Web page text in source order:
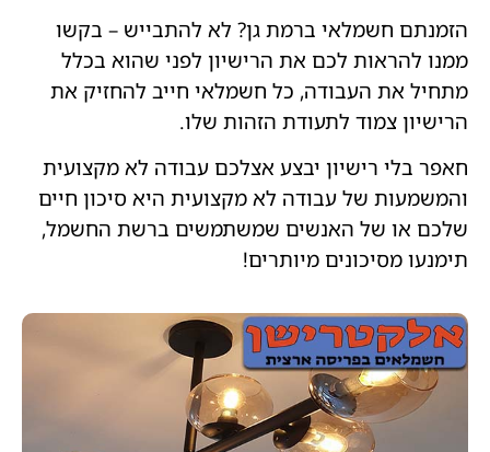
הזמנתם חשמלאי ברמת גן? לא להתבייש – בקשו
ממנו להראות לכם את הרישיון לפני שהוא בכלל
מתחיל את העבודה, כל חשמלאי חייב להחזיק את
הרישיון צמוד לתעודת הזהות שלו.
חאפר בלי רישיון יבצע אצלכם עבודה לא מקצועית
והמשמעות של עבודה לא מקצועית היא סיכון חיים
שלכם או של האנשים שמשתמשים ברשת החשמל,
תימנעו מסיכונים מיותרים!